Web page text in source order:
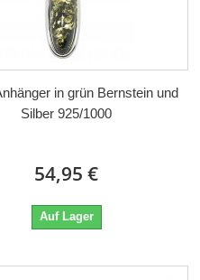
in grün Bernstein und
Silber 925/1000
54,95 €
Auf Lager